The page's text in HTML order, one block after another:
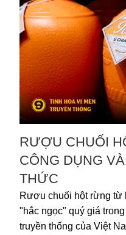
RƯỢU CHUỐI
CÔNG DỤNG
THỨC
Rượu chuối hột rừng từ
"hắc ngọc" quý giá
truyền thống của Việt